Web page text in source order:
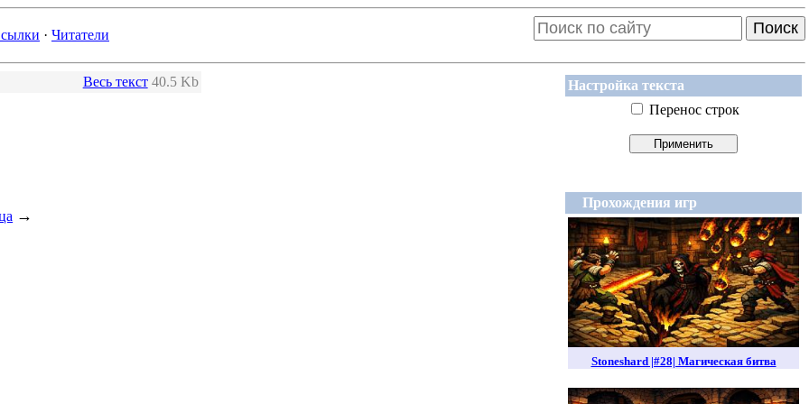
· Читатели Поиск
Настройка текста
Перенос строк
Прохождения игр
Stoneshard |#28| Магическая битва
Весь текст 40.5 Kb
→